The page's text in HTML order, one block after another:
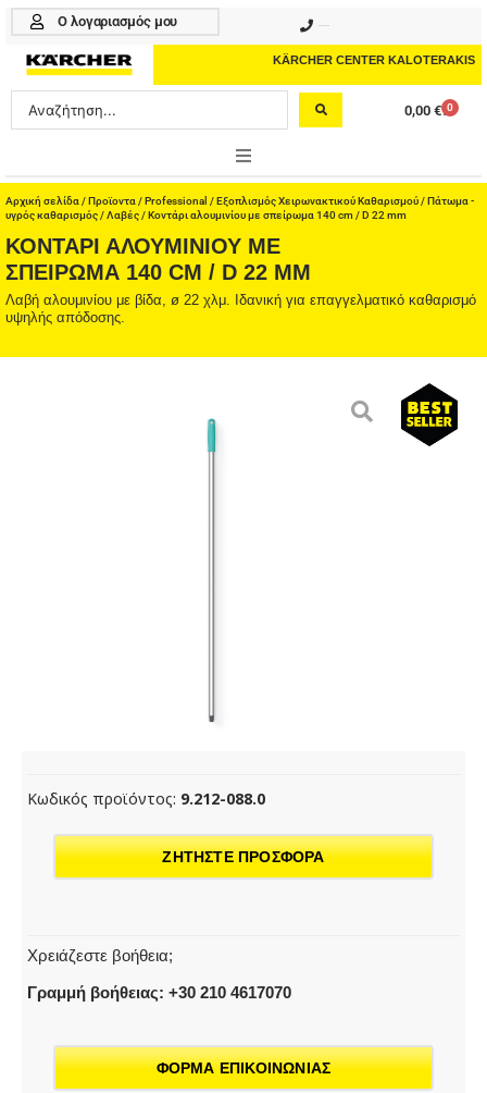
Μετάβαση
περιεχόμενο
Ο λογαριασμός μου
KÄRCHER CENTER KALOTERAKIS
Search
...
0,00 € 0
Cart
ONLINE SHOP
HOME & GARDEN
PROFESSIONAL
ΥΠΗΡΕΣΙΕΣ-ΝΕΑ-ΛΥΣΕΙΣ
Αρχική σελίδα /Προϊοντα /Professional /Εξοπλισμός Χειρωνακτικού Καθαρισμού/Πάτωμα -
υγρός καθαρισμός/Λαβές/ Κοντάρι αλουμινίου με σπείρωμα 140 cm / D 22 mm
ΚΟΝΤΆΡΙ ΑΛΟΥΜΙΝΊΟΥ ΜΕ
ΣΠΕΊΡΩΜΑ 140 CM / D 22 MM
Λαβή αλουμινίου με βίδα, ø 22 χλμ. Ιδανική για επαγγελματικό καθαρισμό
υψηλής απόδοσης.
Κωδικός προϊόντος: 9.212-088.0
ΖΗΤΗΣΤΕ ΠΡΟΣΦΟΡΑ
Χρειάζεστε βοήθεια;
Γραμμή βοήθειας: +30 210 4617070
ΦΟΡΜΑ ΕΠΙΚΟΙΝΩΝΙΑΣ